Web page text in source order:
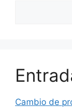
Cambio de